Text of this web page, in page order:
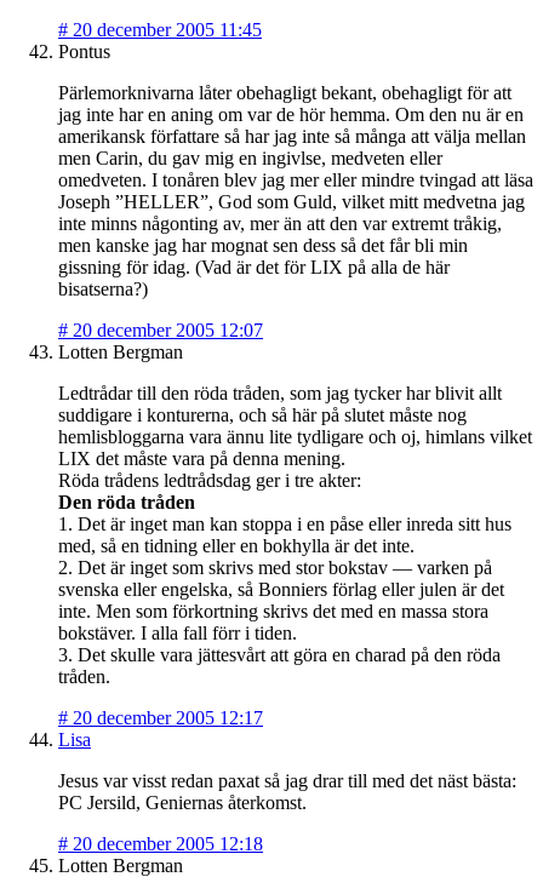
# 20 december 2005 11:45
Pontus
Pärlemorknivarna låter obehagligt bekant, obehagligt för att
jag inte har en aning om var de hör hemma. Om den nu är en
amerikansk författare så har jag inte så många att välja mellan
men Carin, du gav mig en ingivlse, medveten eller
omedveten. I tonåren blev jag mer eller mindre tvingad att läsa
Joseph ”HELLER”, God som Guld, vilket mitt medvetna jag
inte minns någonting av, mer än att den var extremt tråkig,
men kanske jag har mognat sen dess så det får bli min
gissning för idag. (Vad är det för LIX på alla de här
bisatserna?)
# 20 december 2005 12:07
Lotten Bergman
Ledtrådar till den röda tråden, som jag tycker har blivit allt
suddigare i konturerna, och så här på slutet måste nog
hemlisbloggarna vara ännu lite tydligare och oj, himlans vilket
LIX det måste vara på denna mening.
Röda trådens ledtrådsdag ger i tre akter:
Den röda tråden
1. Det är inget man kan stoppa i en påse eller inreda sitt hus
med, så en tidning eller en bokhylla är det inte.
2. Det är inget som skrivs med stor bokstav — varken på
svenska eller engelska, så Bonniers förlag eller julen är det
inte. Men som förkortning skrivs det med en massa stora
bokstäver. I alla fall förr i tiden.
3. Det skulle vara jättesvårt att göra en charad på den röda
tråden.
# 20 december 2005 12:17
Lisa
Jesus var visst redan paxat så jag drar till med det näst bästa:
PC Jersild, Geniernas återkomst.
# 20 december 2005 12:18
Lotten Bergman